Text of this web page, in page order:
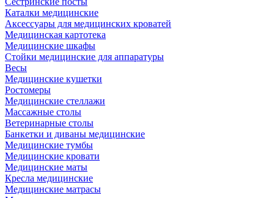
Каталки медицинские
Аксессуары для медицинских кроватей
Медицинская картотека
Медицинские шкафы
Стойки медицинские для аппаратуры
Весы
Медицинские кушетки
Ростомеры
Медицинские стеллажи
Массажные столы
Ветеринарные столы
Банкетки и диваны медицинские
Медицинские тумбы
Медицинские кровати
Медицинские маты
Кресла медицинские
Медицинские матрасы